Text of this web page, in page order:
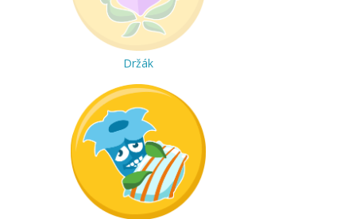
Držák